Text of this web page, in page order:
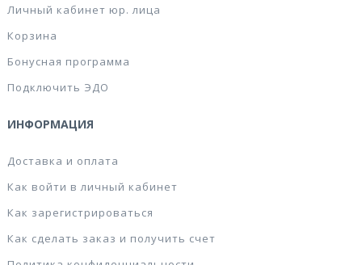
Личный кабинет юр. лица
Корзина
Бонусная программа
Подключить ЭДО
ИНФОРМАЦИЯ
Доставка и оплата
Как войти в личный кабинет
Как зарегистрироваться
Как сделать заказ и получить счет